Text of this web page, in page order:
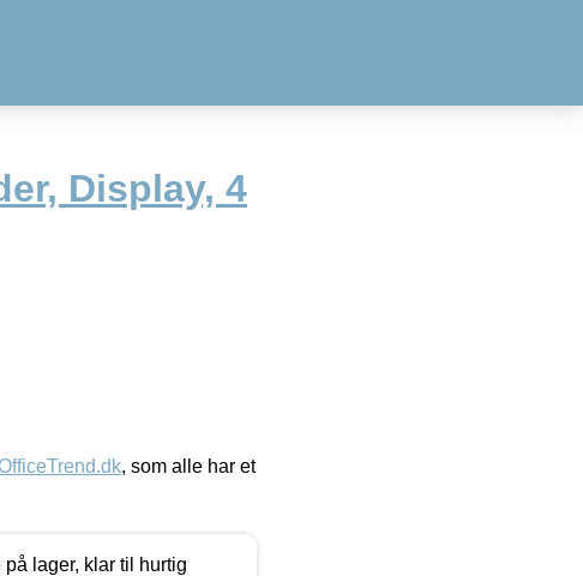
Display, 4
, som alle har et
lager, klar til hurtig